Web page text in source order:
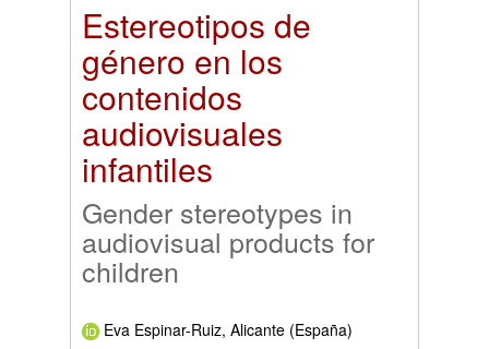
Estereotipos de
género en los
contenidos
audiovisuales
infantiles
Gender stereotypes in
audiovisual products for
children
Eva Espinar-Ruiz, Alicante (España)